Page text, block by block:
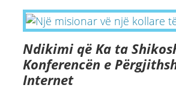
Ndikimi që Ka ta
Konferencën e
Internet